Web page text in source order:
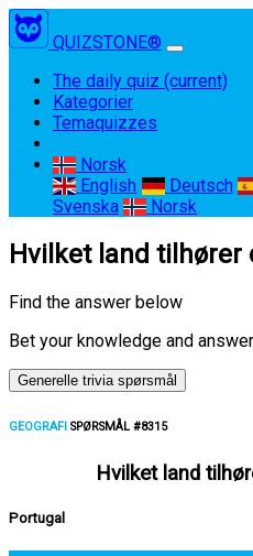
QUIZSTONE®
The daily quiz (current)
Kategorier
Temaquizzes
Norsk
English
Deutsch
Svenska
Norsk
Hvilket land tilhører
Find the answer below
Bet your knowledge and answer
Generelle trivia spørsmål
GEOGRAFI SPØRSMÅL #8315
Hvilket land
Portugal